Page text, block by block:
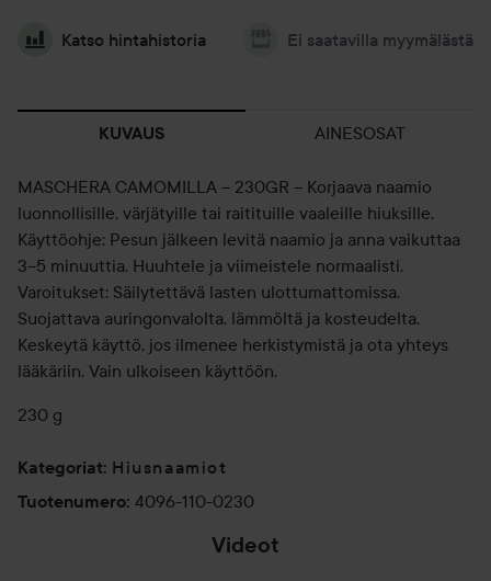
Katso hintahistoria Ei saatavilla myymälästä
KUVAUS AINESOSAT
MASCHERA CAMOMILLA – 230GR – Korjaava naamio
luonnollisille, värjätyille tai raitituille vaaleille hiuksille.
Käyttöohje: Pesun jälkeen levitä naamio ja anna vaikuttaa
3–5 minuuttia. Huuhtele ja viimeistele normaalisti.
Varoitukset: Säilytettävä lasten ulottumattomissa.
Suojattava auringonvalolta, lämmöltä ja kosteudelta.
Keskeytä käyttö, jos ilmenee herkistymistä ja ota yhteys
lääkäriin. Vain ulkoiseen käyttöön.
230 g
Kategoriat: Hiusnaamiot
Tuotenumero: 4096-110-0230
Videot